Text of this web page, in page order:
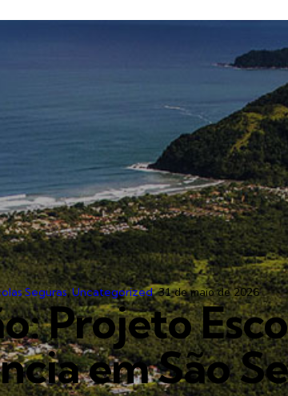
Seguras,Uncategorized 31 de maio de 2026
Projeto
em São